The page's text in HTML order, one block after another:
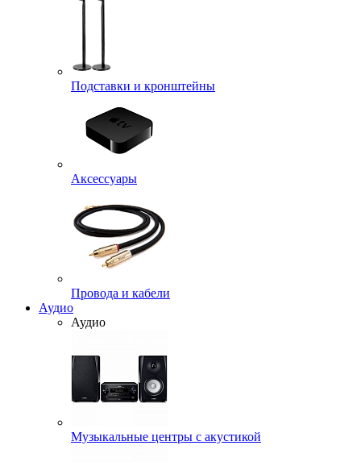
Подставки и кронштейны
Аксессуары
Провода и кабели
Аудио
Аудио
Музыкальные центры с акустикой